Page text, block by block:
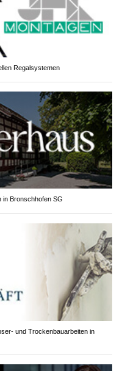
Regalsystemen
in Bronschhofen SG
und Trockenbauarbeiten in